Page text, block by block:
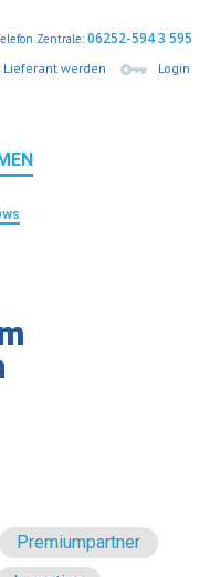
Lieferant werden Login
Zentrale:06252-594 3 595
Premiumpartner